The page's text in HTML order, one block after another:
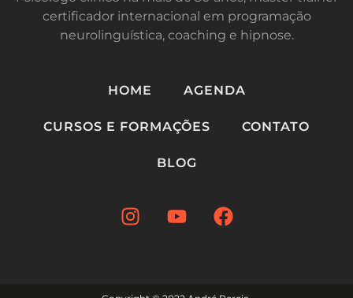
certificador internacional em programação
neurolinguística, coaching e hipnose.
HOME AGENDA
CURSOS E FORMAÇÕES CONTATO
BLOG